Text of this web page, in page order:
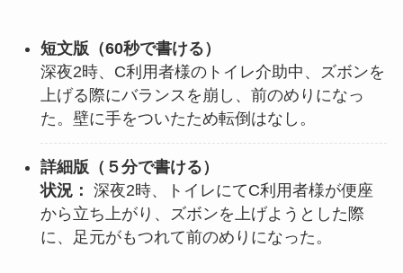
短文版（60秒で書ける）
深夜2時、C利用者様のトイレ介助中、ズボンを
上げる際にバランスを崩し、前のめりになっ
た。壁に手をついたため転倒はなし。
詳細版（ ５分で書ける）
状況： 深夜2時、トイレにてC利用者様が便座
から立ち上がり、ズボンを上げようとした際
に、足元がもつれて前のめりになった。